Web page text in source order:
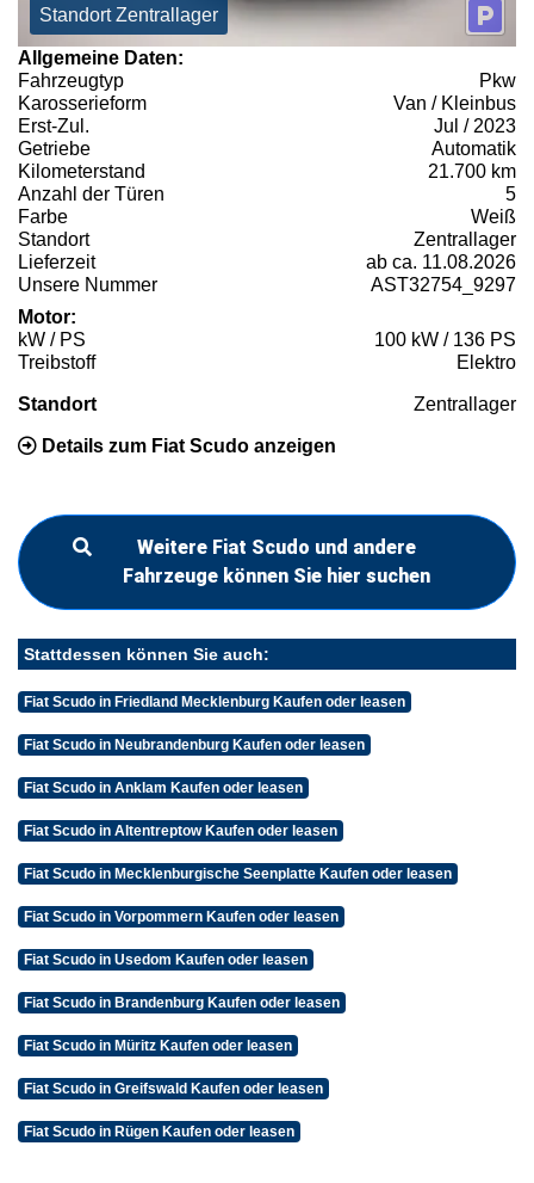
Standort Zentrallager
Allgemeine Daten:
Fahrzeugtyp
Pkw
Karosserieform
Van / Kleinbus
Erst-Zul.
Jul / 2023
Getriebe
Automatik
Kilometerstand
21.700 km
Anzahl der Türen
5
Farbe
Weiß
Standort
Zentrallager
Lieferzeit
ab ca. 11.08.2026
Unsere Nummer
AST32754_9297
Motor:
kW / PS
100 kW / 136 PS
Treibstoff
Elektro
Standort Zentrallager
Details zum Fiat Scudo anzeigen
Weitere Fiat Scudo und andere
Fahrzeuge können Sie hier suchen
Stattdessen können Sie auch:
Fiat Scudo in Friedland Mecklenburg Kaufen oder leasen
Fiat Scudo in Neubrandenburg Kaufen oder leasen
Fiat Scudo in Anklam Kaufen oder leasen
Fiat Scudo in Altentreptow Kaufen oder leasen
Fiat Scudo in Mecklenburgische Seenplatte Kaufen oder leasen
Fiat Scudo in Vorpommern Kaufen oder leasen
Fiat Scudo in Usedom Kaufen oder leasen
Fiat Scudo in Brandenburg Kaufen oder leasen
Fiat Scudo in Müritz Kaufen oder leasen
Fiat Scudo in Greifswald Kaufen oder leasen
Fiat Scudo in Rügen Kaufen oder leasen